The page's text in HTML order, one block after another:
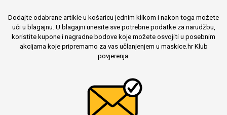
Dodajte odabrane artikle u košaricu jednim klikom i nakon toga možete
ući u blagajnu. U blagajni unesite sve potrebne podatke za narudžbu,
koristite kupone i nagradne bodove koje možete osvojiti u posebnim
akcijama koje pripremamo za vas učlanjenjem u maskice.hr Klub
povjerenja.